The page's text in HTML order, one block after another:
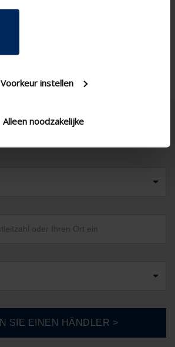
Voorkeur instellen
Alleen noodzakelijke